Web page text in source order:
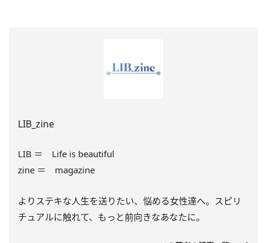
LIB_zine
LIB ＝ Life is beautiful
zine ＝ magazine
よりステキな人生を送りたい、悩める女性達へ。スピリ
チュアルに触れて、もっと前向きなあなたに。